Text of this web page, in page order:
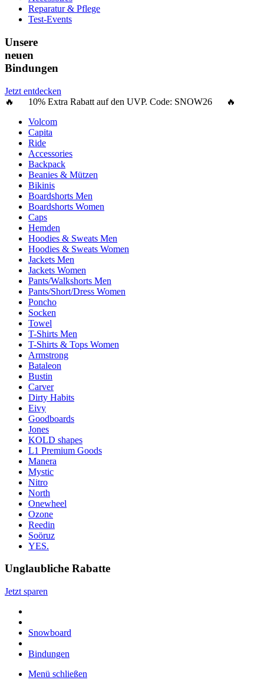
Reparatur & Pflege
Test-Events
Unsere
neuen
Bindungen
Jetzt entdecken
🔥 10% Extra Rabatt auf den UVP. Code: SNOW26 🔥
Volcom
Capita
Ride
Accessories
Backpack
Beanies & Mützen
Bikinis
Boardshorts Men
Boardshorts Women
Caps
Hemden
Hoodies & Sweats Men
Hoodies & Sweats Women
Jackets Men
Jackets Women
Pants/Walkshorts Men
Pants/Short/Dress Women
Poncho
Socken
Towel
T-Shirts Men
T-Shirts & Tops Women
Armstrong
Bataleon
Bustin
Carver
Dirty Habits
Eivy
Goodboards
Jones
KOLD shapes
L1 Premium Goods
Manera
Mystic
Nitro
North
Onewheel
Ozone
Reedin
Soöruz
YES.
Unglaubliche Rabatte
Jetzt sparen
Snowboard
Bindungen
Menü schließen